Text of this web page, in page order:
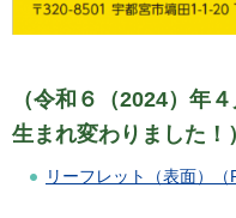
（令和６（2024）年
生まれ変わりました！）
リーフレット（表面）（